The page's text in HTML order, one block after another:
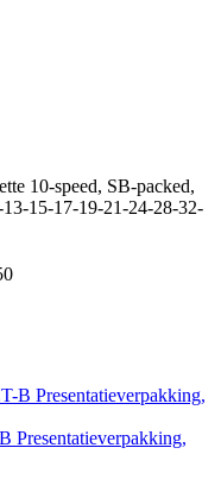
10-speed, SB-packed,
15-17-19-21-24-28-32-
Presentatieverpakking,